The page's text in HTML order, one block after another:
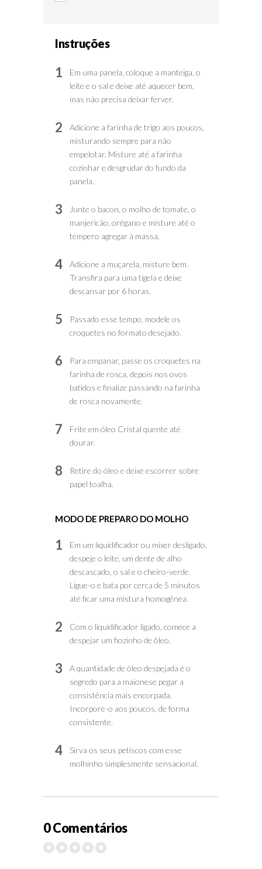
Instruções
1
Em uma panela, coloque a manteiga, o
leite e o sal e deixe até aquecer bem,
mas não precisa deixar ferver.
2
Adicione a farinha de trigo aos poucos,
misturando sempre para não
empelotar. Misture até a farinha
cozinhar e desgrudar do fundo da
panela.
3
Junte o bacon, o molho de tomate, o
manjericão, orégano e misture até o
tempero agregar à massa.
4
Adicione a muçarela, misture bem.
Transfira para uma tigela e deixe
descansar por 6 horas.
5
Passado esse tempo, modele os
croquetes no formato desejado.
6
Para empanar, passe os croquetes na
farinha de rosca, depois nos ovos
batidos e finalize passando na farinha
de rosca novamente.
7
Frite em óleo Cristal quente até
dourar.
8
Retire do óleo e deixe escorrer sobre
papel toalha.
MODO DE PREPARO DO MOLHO
1
Em um liquidificador ou mixer desligado,
despeje o leite, um dente de alho
descascado, o sal e o cheiro-verde.
Ligue-o e bata por cerca de 5 minutos
até ficar uma mistura homogênea.
2
Com o liquidificador ligado, comece a
despejar um fiozinho de óleo.
3
A quantidade de óleo despejada é o
segredo para a maionese pegar a
consistência mais encorpada.
Incorpore-o aos poucos, de forma
consistente.
4
Sirva os seus petiscos com esse
molhinho simplesmente sensacional.
0 Comentários